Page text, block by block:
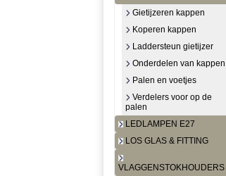
Gietijzeren kappen
Koperen kappen
Laddersteun gietijzer
Onderdelen van kappen
Palen en voetjes
Verdelers voor op de
palen
LEDLAMPEN E27
LOS GLAS & FITTING
VLAGGENSTOKHOUDERS